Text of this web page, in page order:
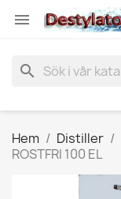

search
Hem Distiller
ROSTFRI 100 EL